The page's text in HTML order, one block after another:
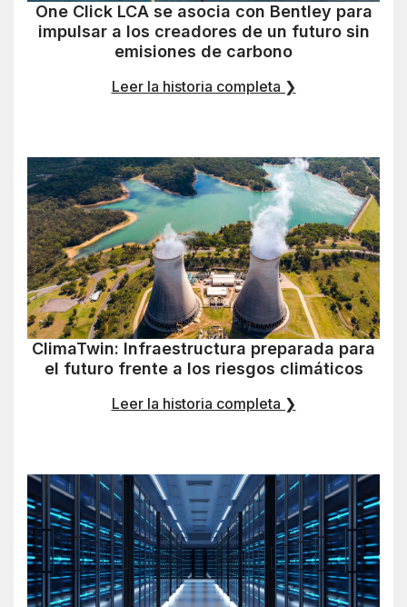
One Click LCA se asocia con Bentley para
impulsar a los creadores de un futuro sin
emisiones de carbono
Leer la historia completa ❯
ClimaTwin: Infraestructura preparada para
el futuro frente a los riesgos climáticos
Leer la historia completa ❯